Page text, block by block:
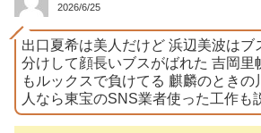
2026/6/25
出口夏希は美人だけど 浜辺美波はブ
分けして顔長いブスがばれた 吉岡里
もルックスで負けてる 麒麟のときの
人なら東宝のSNS業者使った工作も